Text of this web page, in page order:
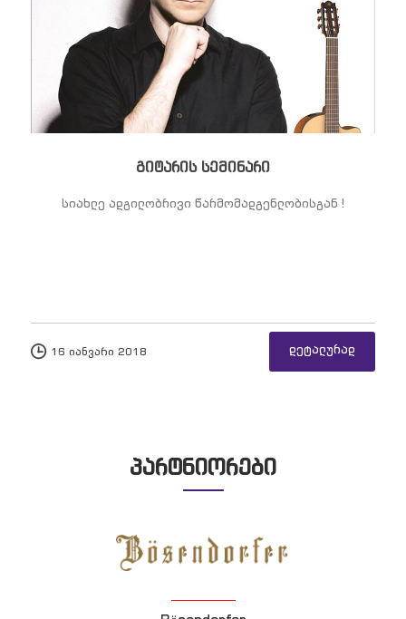
გიტარის სემინარი
სიახლე ადგილობრივი წარმომადგენლობისგან !
16 იანვარი 2018 დეტალურად
პარტნიორები